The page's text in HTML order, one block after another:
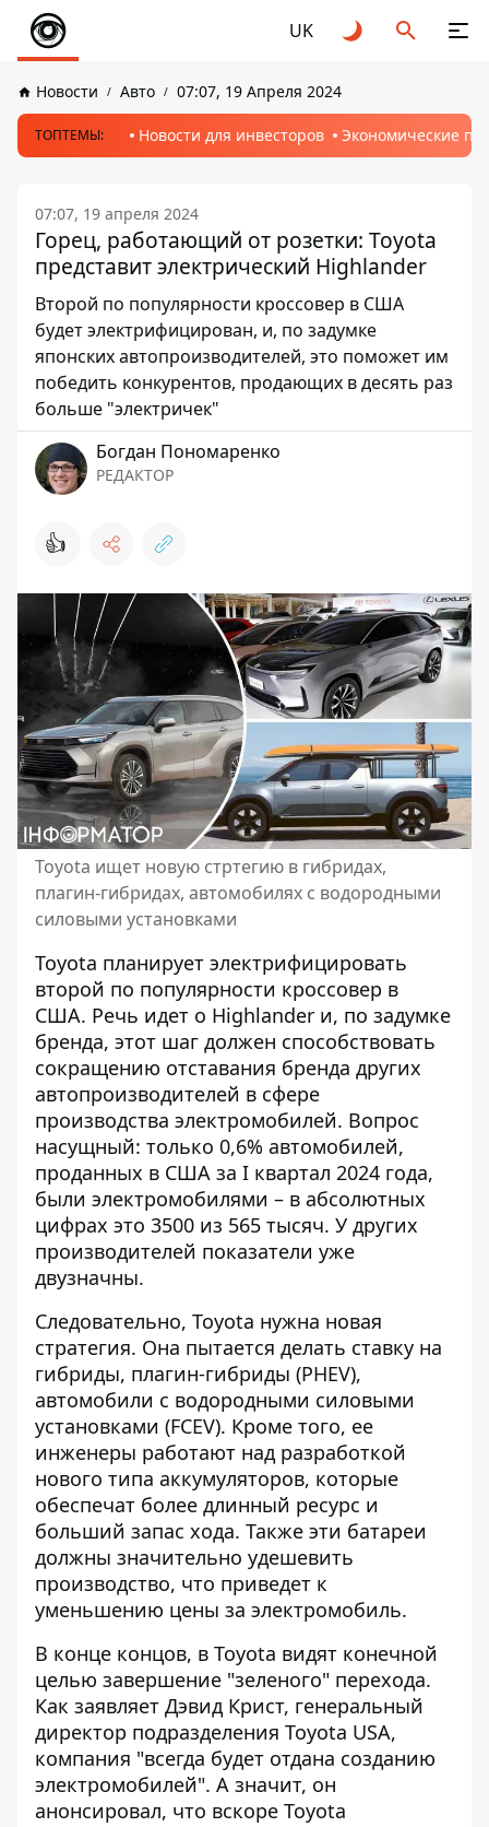
UK
Новости Авто 07:07, 19 Апреля 2024
ТОПТЕМЫ: Новости для инвесторов Экономические
07:07, 19 апреля 2024
Горец, работающий от розетки: Toyota
представит электрический Highlander
Второй по популярности кроссовер в США
будет электрифицирован, и, по задумке
японских автопроизводителей, это поможет им
победить конкурентов, продающих в десять раз
больше "электричек"
Богдан Пономаренко
РЕДАКТОР
👍
Toyota ищет новую стртегию в гибридах,
плагин-гибридах, автомобилях с водородными
силовыми установками
Toyota планирует электрифицировать
второй по популярности кроссовер в
США. Речь идет о Highlander и, по задумке
бренда, этот шаг должен способствовать
сокращению отставания бренда других
автопроизводителей в сфере
производства электромобилей. Вопрос
насущный: только 0,6% автомобилей,
проданных в США за I квартал 2024 года,
были электромобилями – в абсолютных
цифрах это 3500 из 565 тысяч. У других
производителей показатели уже
двузначны.
Следовательно, Toyota нужна новая
стратегия. Она пытается делать ставку на
гибриды, плагин-гибриды (PHEV),
автомобили с водородными силовыми
установками (FCEV). Кроме того, ее
инженеры работают над разработкой
нового типа аккумуляторов, которые
обеспечат более длинный ресурс и
больший запас хода. Также эти батареи
должны значительно удешевить
производство, что приведет к
уменьшению цены за электромобиль.
В конце концов, в Toyota видят конечной
целью завершение "зеленого" перехода.
Как заявляет Дэвид Крист, генеральный
директор подразделения Toyota USA,
компания "всегда будет отдана созданию
электромобилей". А значит, он
анонсировал, что вскоре Toyota